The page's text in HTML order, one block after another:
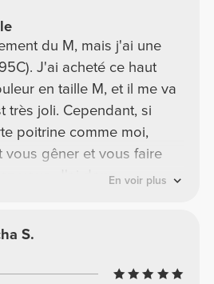
du M, mais j'ai une
J'ai acheté ce haut
en taille M, et il me va
très joli. Cependant, si
poitrine comme moi,
vous gêner et vous faire
vous. J'ai donc
ma poitrine et est
En voir plus
S.